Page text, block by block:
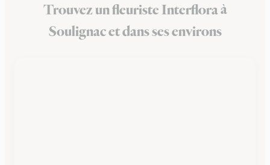
Trouvez un fleuriste Interflora à
Soulignac et dans ses environs